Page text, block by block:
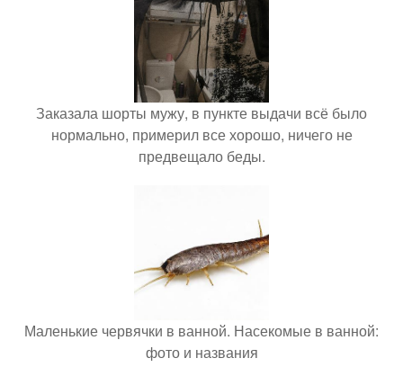
Заказала шорты мужу, в пункте выдачи всё было
нормально, примерил все хорошо, ничего не
предвещало беды.
Маленькие червячки в ванной. Насекомые в ванной:
фото и названия